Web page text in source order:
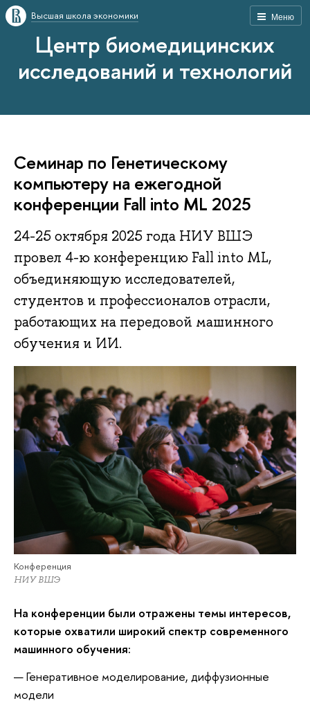
Меню
Высшая школа экономики
Центр биомедицинских
исследований и технологий
Семинар по Генетическому
компьютеру на ежегодной
конференции Fall into ML 2025
24-25 октября 2025 года НИУ ВШЭ
провел 4-ю конференцию Fall into ML,
объединяющую исследователей,
студентов и профессионалов отрасли,
работающих на передовой машинного
обучения и ИИ.
Конференция
НИУ ВШЭ
На конференции были отражены темы интересов,
которые охватили широкий спектр современного
машинного обучения:
Генеративное моделирование, диффузионные
модели